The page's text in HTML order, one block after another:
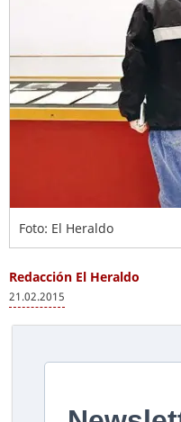
Foto: El Heraldo
Redacción El Heraldo
21.02.2015